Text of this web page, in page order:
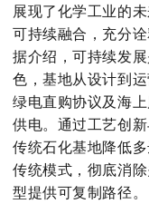
展现了化学工业的
可持续融合，充分
据介绍，可持续发
色，基地从设计到
绿电直购协议及海
供电。通过工艺创
传统石化基地降低
传统模式，彻底消
型提供可复制路径。